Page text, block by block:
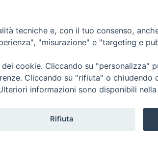
TUTELA MINORI UFFICI PASTORALI
di Foligno /Curia . Piazza Mons. Faloci 3 - 06034
email: info@diocesidifoligno.it . pec:
tecniche e, con il tuo consenso,
"misurazione" e "targeting e
cookie. Cliccando su "personalizza"
Cliccando su "rifiuta" o chiudendo
informazioni sono disponibili nella
Rifiuta